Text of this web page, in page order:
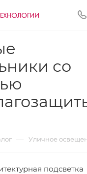
со
— Уличное
подсветка